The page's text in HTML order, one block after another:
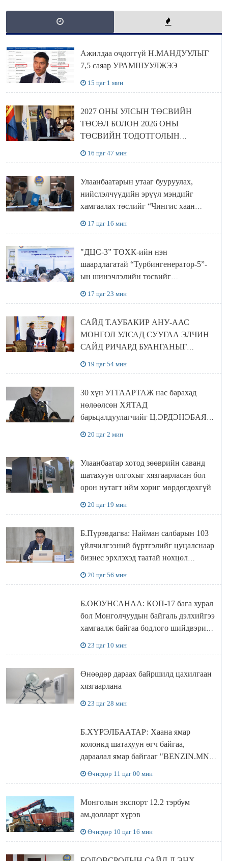
Ажилдаа очдоггүй Н.МАНДУУЛЫГ
7,5 саяар УРАМШУУЛЖЭЭ
15 цаг 1 мин
2027 ОНЫ УЛСЫН ТӨСВИЙН
ТӨСӨЛ БОЛОН 2026 ОНЫ
ТӨСВИЙН ТОДОТГОЛЫН
16 цаг 47 мин
Улаанбаатарын утааг бууруулах,
нийслэлчүүдийн эрүүл мэндийг
хамгаалах төслийг “Чингис хаан
17 цаг 16 мин
"ДЦС-3” ТӨХК-ийн нэн
шаардлагатай “Турбингенератор-5”-
ын шинэчлэлийн төсвийг
17 цаг 23 мин
САЙД Т.АУБАКИР АНУ-ААС
МОНГОЛ УЛСАД СУУГАА ЭЛЧИН
САЙД РИЧАРД БУАНГАНЫГ
19 цаг 54 мин
30 хүн УГГААРТАЖ нас барахад
нөлөөлсөн ХЯТАД
барьцалдуулагчийг Ц.ЭРДЭНЭБАЯР
20 цаг 2 мин
Улаанбаатар хотод зөөврийн саванд
шатахуун олгохыг хязгаарласан бол
орон нутагт ийм хориг мөрдөгдөхгүй
20 цаг 19 мин
Б.Пүрэвдагва: Найман салбарын 103
үйлчилгээний бүртгэлийг цуцалснаар
бизнес эрхлэхэд таатай нөхцөл
20 цаг 56 мин
Б.ОЮУНСАНАА: КОП-17 бага хурал
бол Монголчуудын байгаль дэлхийгээ
хамгаалж байгаа бодлого шийдвэрийг
23 цаг 10 мин
Өнөөдөр дараах байршилд цахилгаан
хязгаарлана
23 цаг 28 мин
Б.ХҮРЭЛБААТАР: Хаана ямар
колонкд шатахуун өгч байгаа,
дараалал ямар байгааг "BENZIN.MN”
Өчигдөр 11 цаг 00 мин
Монголын экспорт 12.2 тэрбум
ам.долларт хүрэв
Өчигдөр 10 цаг 16 мин